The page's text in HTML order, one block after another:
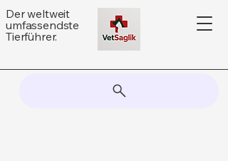
Der weltweit
umfassendste
Tierführer.